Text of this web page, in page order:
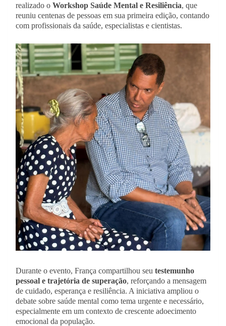
realizado o Workshop Saúde Mental e Resiliência, que
reuniu centenas de pessoas em sua primeira edição, contando
com profissionais da saúde, especialistas e cientistas.
Durante o evento, França compartilhou seu testemunho
pessoal e trajetória de superação, reforçando a mensagem
de cuidado, esperança e resiliência. A iniciativa ampliou o
debate sobre saúde mental como tema urgente e necessário,
especialmente em um contexto de crescente adoecimento
emocional da população.